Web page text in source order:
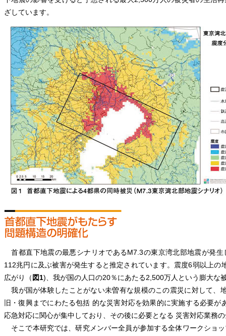
ざしています。
首都直下地震の最悪シナリオであるM7.3の東京湾北部地震が発
112兆円に及ぶ被害が発生すると推定されています。震度6弱以上
広がり（ 図1)、我が国の人口の20％にあたる2,500万人という膨大な
我が国が体験したことがない未曽有な規模のこの震災に対して、
旧・復興までにわたる包括 的な災害対応を効果的に実施する必要
応急対応に関心が集中しており、その後に必要となる 災害対応業務
そこで本研究では、研究メンバー全員が参加する全体ワークショ